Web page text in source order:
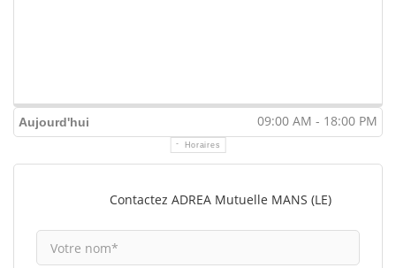
Aujourd'hui 09:00 AM - 18:00 PM
Horaires
Contactez ADREA Mutuelle MANS (LE)